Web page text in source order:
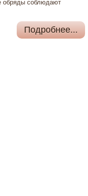
обряды соблюдают
Подробнее...